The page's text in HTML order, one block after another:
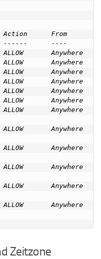
From
----
Anywhere
Anywhere
Anywhere
Anywhere
Anywhere
Anywhere
Anywhere
Anywhere
Anywhere
Anywhere
Anywhere
Anywhere
Zeitzone